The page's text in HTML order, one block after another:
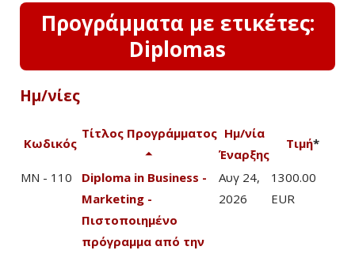
Προγράμματα με ετικέτες:
Diplomas
Ημ/νίες
Κωδικός
Τίτλος Προγράμματος Ημ/νία
Έναρξης
Τιμή*
MN - 110
Diploma in Business -
Marketing -
Πιστοποιημένο
πρόγραμμα από την
Αυγ 24,
2026
1300.00
EUR